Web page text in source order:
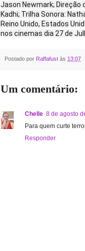
Jason Newmark; Direção
Kadhi; Trilha Sonora:
Reino Unido, Estados
nos cinemas dia 27 de
Postado por Raffafust às 13:07
Um comentário:
Chelle 8 de agosto
Para quem curte
Responder